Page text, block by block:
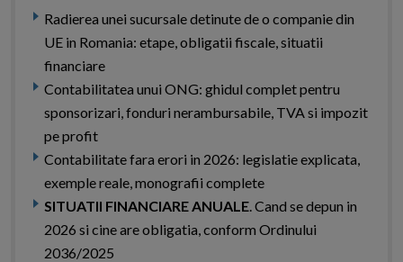
Radierea unei sucursale detinute de o companie din
UE in Romania: etape, obligatii fiscale, situatii
financiare
Contabilitatea unui ONG: ghidul complet pentru
sponsorizari, fonduri nerambursabile, TVA si impozit
pe profit
Contabilitate fara erori in 2026: legislatie explicata,
exemple reale, monografii complete
SITUATII FINANCIARE ANUALE . Cand se depun in
2026 si cine are obligatia, conform Ordinului
2036/2025